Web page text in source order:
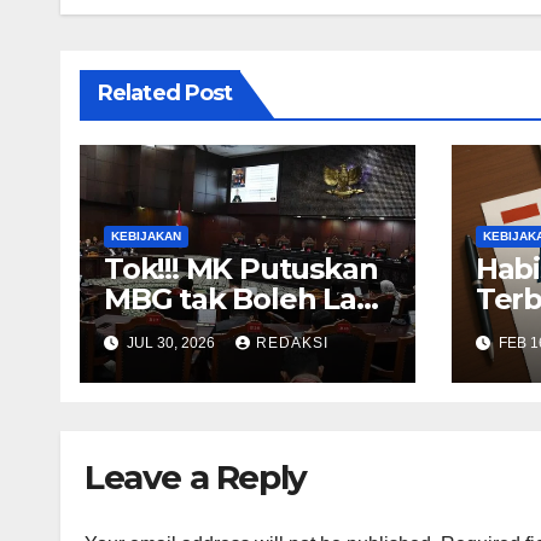
Related Post
KEBIJAKAN
Tok!!! MK Putuskan
MBG tak Boleh Lagi
Pakai Anggaran
Pendidikan dalam
APBN
JUL 30, 2026 REDAKSI FEB
Leave a Reply